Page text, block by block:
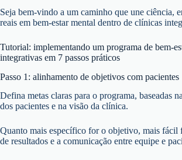
Seja bem-vindo a um caminho que une ciência,
reais em bem-estar mental dentro de clínicas
Tutorial: implementando um programa de bem-
integrativas em 7 passos práticos
Passo 1: alinhamento de objetivos com pacientes
Defina metas claras para o programa, baseadas
dos pacientes e na visão da clínica.
Quanto mais específico for o objetivo, mais fácil
de resultados e a comunicação entre equipe e